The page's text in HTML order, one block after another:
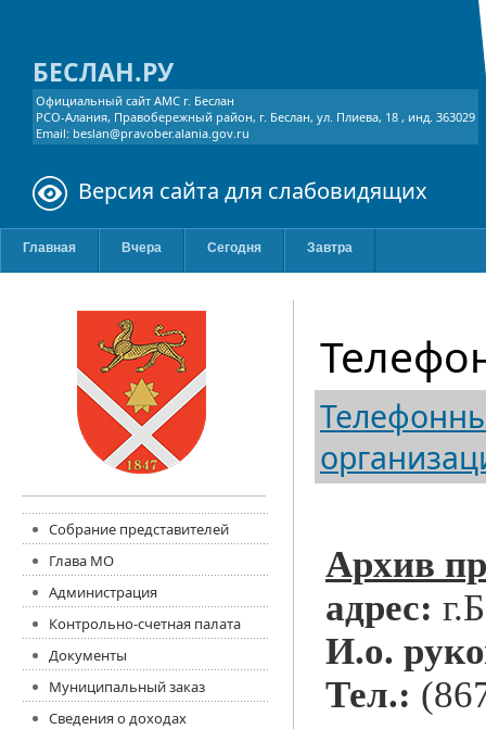
БЕСЛАН.РУ
Официальный сайт АМС г. Беслан
РСО-Алания, Правобережный район, г. Беслан, ул. Плиева, 18 , инд. 363029
Email: beslan@pravober.alania.gov.ru
Версия сайта для слабовидящих
Главная Вчера Сегодня Завтра
Собрание представителей
Глава МО
Администрация
Контрольно-счетная палата
Документы
Муниципальный заказ
Сведения о доходах
Архив
адрес:
И.о.
Тел.: